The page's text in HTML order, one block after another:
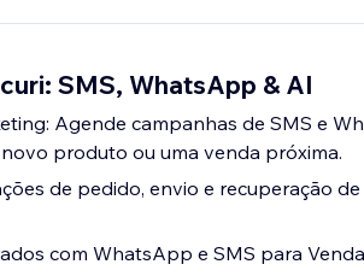
SMS, WhatsApp & AI
Agende campanhas de SMS e
produto ou uma venda próxima.
de pedido, envio e recuperação
com WhatsApp e SMS para